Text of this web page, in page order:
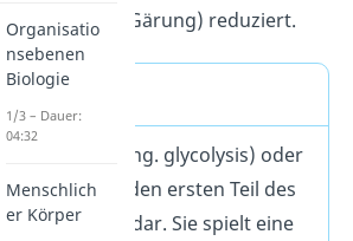
(alkoholische Gärung) reduziert.
Definition
Die Glykolyse (eng. glycolysis) oder
EMP-Weg stellt den ersten Teil des
Glucoseabbaus dar. Sie spielt eine
Organisatio
nsebenen
Biologie
1/3 – Dauer:
04:32
Menschlich
er Körper